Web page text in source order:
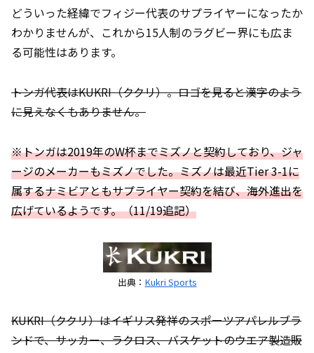
どういった経緯でフィジー代表のサプライヤーになったか
わかりませんが、これから15人制のラグビー界にも広ま
る可能性はあります。
トンガ代表はKUKRI（ククリ）。ロゴを見ると漢字のよう
に見えなくもありません。
※トンガは2019年のW杯までミズノと契約しており、ジャ
ージのメーカーもミズノでした。ミズノは最近Tier 3-1に
属するナミビアともサプライヤー契約を結び、海外進出を
広げているようです。（11/19追記）
出典： Kukri Sports
KUKRI（ククリ）はイギリス発祥のスポーツアパレルブラ
ンドで、サッカー、ラクロス、バスケットのウエア製造販